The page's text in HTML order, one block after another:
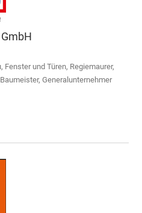
und Türen, Regiemaurer,
Generalunternehmer